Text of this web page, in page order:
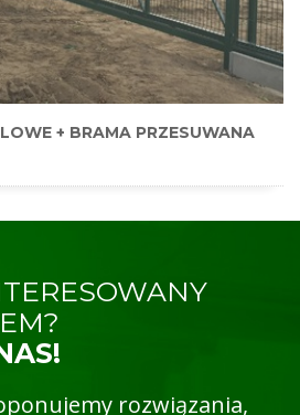
+ BRAMA PRZESUWANA
rozwiązania,